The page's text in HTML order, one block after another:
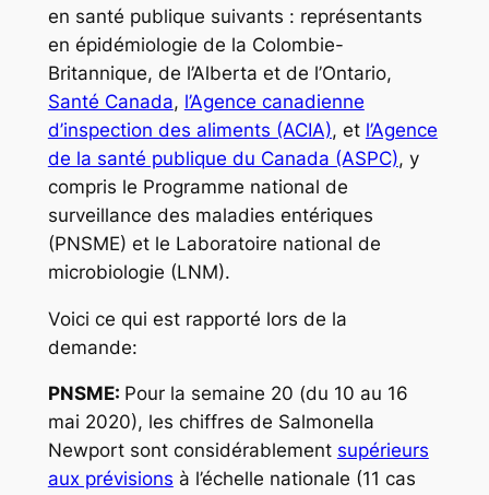
en santé publique suivants : représentants
en épidémiologie de la Colombie-
Britannique, de l’Alberta et de l’Ontario,
Santé Canada, l’Agence canadienne
d’inspection des aliments (ACIA), et l’Agence
de la santé publique du Canada (ASPC), y
compris le Programme national de
surveillance des maladies entériques
(PNSME) et le Laboratoire national de
microbiologie (LNM).
Voici ce qui est rapporté lors de la
demande:
PNSME: Pour la semaine 20 (du 10 au 16
mai 2020), les chiffres de Salmonella
Newport sont considérablement supérieurs
aux prévisions à l’échelle nationale (11 cas